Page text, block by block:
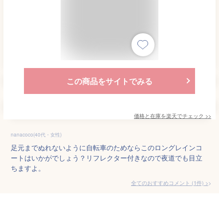
この商品をサイトでみる
価格と在庫を楽天でチェック >>
nanacoco(40代・女性)
足元までぬれないように自転車のためならこのロングレインコ
ートはいかがでしょう？リフレクター付きなので夜道でも目立
ちますよ。
全てのおすすめコメント (1件) >